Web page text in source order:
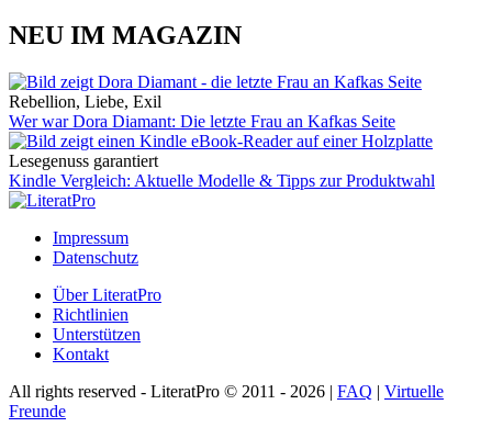
NEU IM MAGAZIN
Rebellion, Liebe, Exil
Wer war Dora Diamant: Die letzte Frau an Kafkas Seite
Lesegenuss garantiert
Kindle Vergleich: Aktuelle Modelle & Tipps zur Produktwahl
Impressum
Datenschutz
Über LiteratPro
Richtlinien
Unterstützen
Kontakt
All rights reserved - LiteratPro © 2011 - 2026 | FAQ | Virtuelle
Freunde